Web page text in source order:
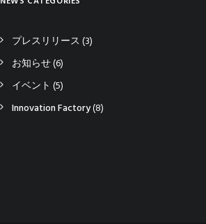
プレスリリース (3)
お知らせ(6)
イベント (5)
Innovation Factory(8)